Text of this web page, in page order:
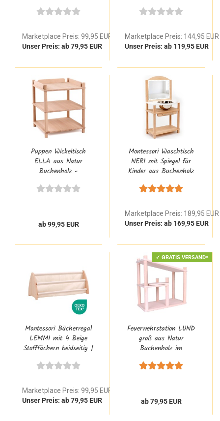
Montessori Stil
Marketplace Preis: 99,95 EUR
Unser Preis: ab 79,95 EUR
Montessori Stil
Marketplace Preis: 144,95 EUR
Unser Preis: ab 119,95 EUR
Puppen Wickeltisch
ELLA aus Natur
Buchenholz -
Puppen im Montessori
ab 99,95 EUR
Montessori Waschtisch
NERI mit Spiegel für
Kinder aus Buchenholz
Marketplace Preis: 189,95 EUR
Unser Preis: ab 169,95 EUR
Montessori Bücherregal
LEMMI mit 4 Beige
Stofffächern beidseitig |
Aufsatz aus Buchenholz
Marketplace Preis: 99,95 EUR
Unser Preis: ab 79,95 EUR
✓ GRATIS VERSAND*
Feuerwehrstation LUND
groß aus Natur
Buchenholz im
Design für Kita Kinder
ab 79,95 EUR